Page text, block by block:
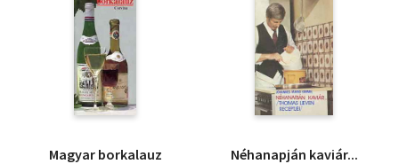
Magyar borkalauz Néhanapján kaviár...